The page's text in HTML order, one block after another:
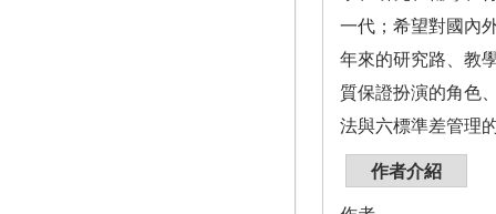
一代；希望對國內
年來的研究路、教
質保證扮演的角色
法與六標準差管理
作者介紹